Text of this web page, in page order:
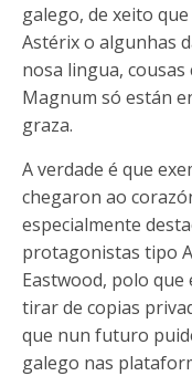
galego, de xeito
Astérix o algunhas
nosa lingua, cousas
Magnum só están
graza.
A verdade é que
chegaron ao
especialmente
protagonistas tipo
Eastwood, polo
tirar de copias
que nun futuro
galego nas